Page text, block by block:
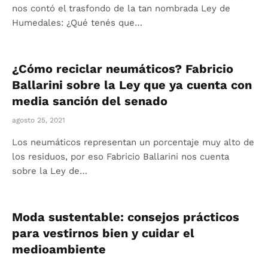
nos contó el trasfondo de la tan nombrada Ley de
Humedales: ¿Qué tenés que…
¿Cómo reciclar neumáticos? Fabricio
Ballarini sobre la Ley que ya cuenta con
media sanción del senado
agosto 25, 2021
Los neumáticos representan un porcentaje muy alto de
los residuos, por eso Fabricio Ballarini nos cuenta
sobre la Ley de…
Moda sustentable: consejos prácticos
para vestirnos bien y cuidar el
medioambiente